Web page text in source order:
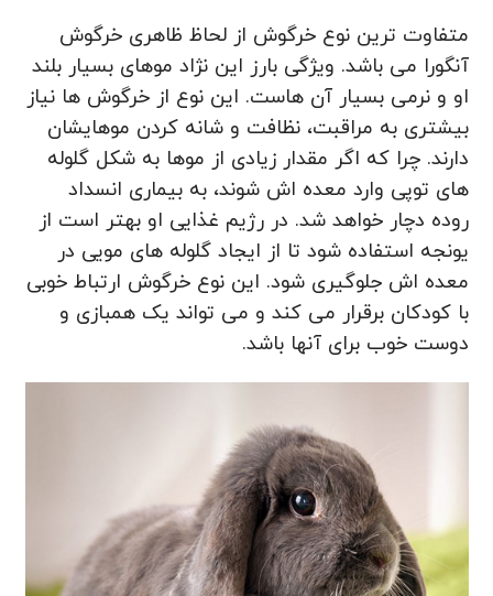
متفاوت ترین نوع خرگوش از لحاظ ظاهری خرگوش
آنگورا می باشد. ویژگی بارز این نژاد موهای بسیار بلند
او و نرمی بسیار آن هاست. این نوع از خرگوش ها نیاز
بیشتری به مراقبت، نظافت و شانه کردن موهایشان
دارند. چرا که اگر مقدار زیادی از موها به شکل گلوله
های توپی وارد معده اش شوند، به بیماری انسداد
روده دچار خواهد شد. در رژیم غذایی او بهتر است از
یونجه استفاده شود تا از ایجاد گلوله های مویی در
معده اش جلوگیری شود. این نوع خرگوش ارتباط خوبی
با کودکان برقرار می کند و می تواند یک همبازی و
دوست خوب برای آنها باشد.